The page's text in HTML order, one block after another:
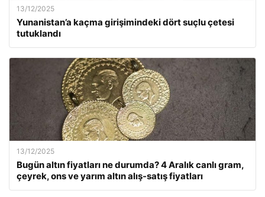
13/12/2025
Yunanistan’a kaçma girişimindeki dört suçlu çetesi
tutuklandı
13/12/2025
Bugün altın fiyatları ne durumda? 4 Aralık canlı gram,
çeyrek, ons ve yarım altın alış-satış fiyatları